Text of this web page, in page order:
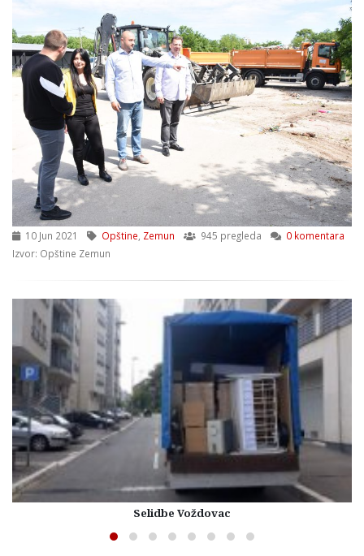
10 Jun 2021 Opštine Zemun 945 pregleda
0 komentara
Izvor: Opštine Zemun
Selidbe Voždovac